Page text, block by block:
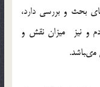
بحث و بررسى دارد،
و نيز ميزان نقش و
مى‏باشد.